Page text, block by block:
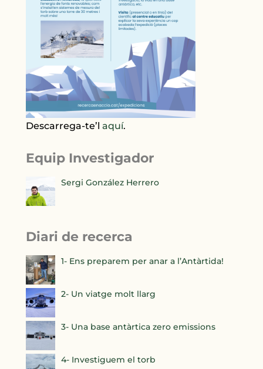
Descarrega-te’laquí.
Equip Investigador
Sergi González Herrero
Diari de recerca
1- Ens preparem per anar a l’Antàrtida!
2- Un viatge molt llarg
3- Una base antàrtica zero emissions
4- Investiguem el torb